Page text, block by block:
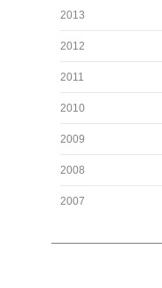
2013
2012
2011
2010
2009
2008
2007